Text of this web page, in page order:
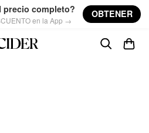
precio completo?
en la App →
OBTENER